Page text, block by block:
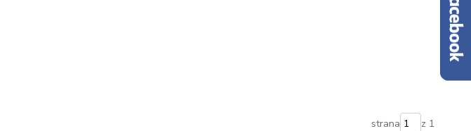
strana z 1